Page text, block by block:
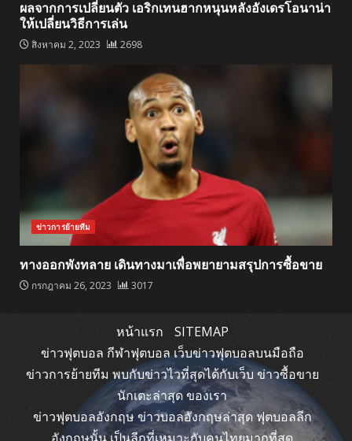
ผลจากการเปลี่ยนตัว เอริกเทนฮากหนุนหลังอังเดรโอนาน่า
ให้เปลี่ยนวิธีการเล่น
สิงหาคม 2, 2023 2698
ข่าวการย้ายทีม
ทางออกพังทลาย เดินทางมาเพื่อพยายามสรุปการซื้อขาย
กรกฎาคม 26, 2023 3017
หน้าแรก
SITEMAP
ข่าวฟุตบอล กีฬาฟุตบอล เว็บข่าวฟุตบอลบนมือถือ
ข่าวการย้ายทีม พบกับข่าวไวที่สุดได้กับเว็บ ข่าวซื้อขาย
นักเตะล่าสุด ของเรา
ข่าวฟุตบอลอังกฤษ ข่าวบอลอังกฤษล่าสุด ฟุตบอลลีก